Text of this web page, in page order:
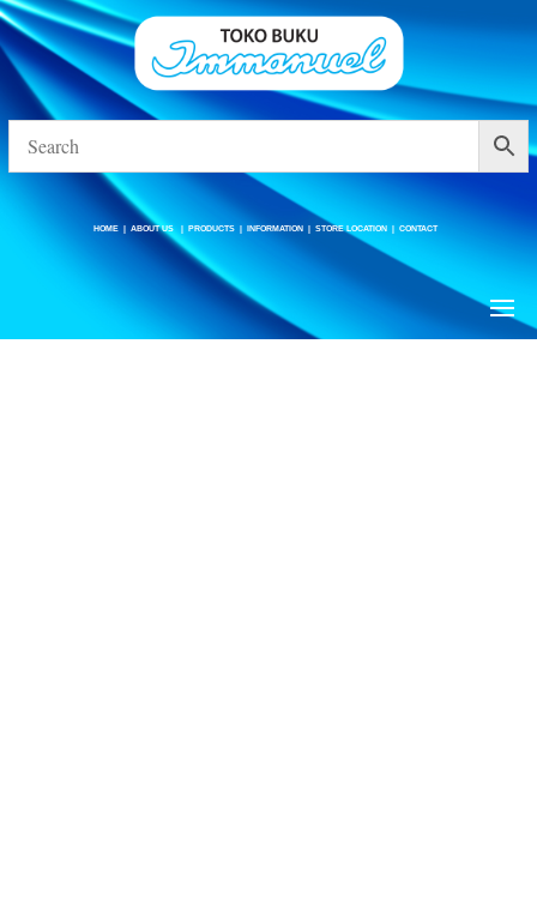
ABOUT US |STORE LOCATION
HOME |ABOUT US |PRODUCTS |INFORMATION |STORE LOCATION |CONTACT